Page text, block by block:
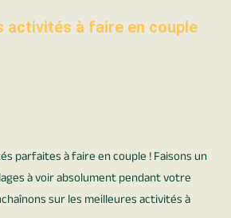
activités à faire en couple
parfaites à faire en couple ! Faisons un
à voir absolument pendant votre
sur les meilleures activités à